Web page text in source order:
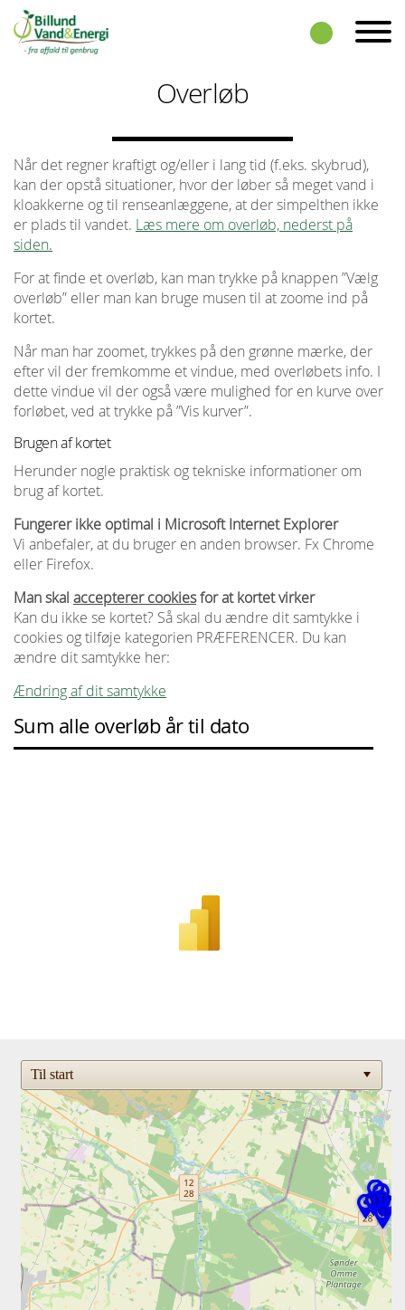
Overløb
Når det regner kraftigt og/eller i lang tid (f.eks. skybrud),
kan der opstå situationer, hvor der løber så meget vand i
kloakkerne og til renseanlæggene, at der simpelthen ikke
er plads til vandet. Læs mere om overløb, nederst på
siden.
For at finde et overløb, kan man trykke på knappen ”Vælg
overløb” eller man kan bruge musen til at zoome ind på
kortet.
Når man har zoomet, trykkes på den grønne mærke, der
efter vil der fremkomme et vindue, med overløbets info. I
dette vindue vil der også være mulighed for en kurve over
forløbet, ved at trykke på ”Vis kurver”.
Brugen af kortet
Herunder nogle praktisk og tekniske informationer om
brug af kortet.
Fungerer ikke optimal i Microsoft Internet Explorer
Vi anbefaler, at du bruger en anden browser. Fx Chrome
eller Firefox.
Man skal accepterer cookiesfor at kortet virker
Kan du ikke se kortet? Så skal du ændre dit samtykke i
cookies og tilføje kategorien PRÆFERENCER. Du kan
ændre dit samtykke her:
Ændring af dit samtykke
Sum alle overløb år til dato